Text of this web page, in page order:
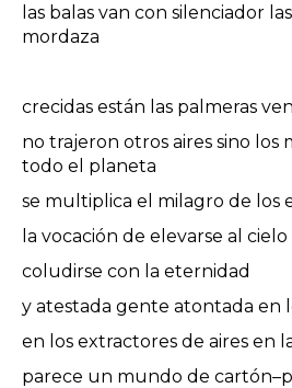
las balas van con silenciador
mordaza
crecidas están las palmeras
no trajeron otros aires sino los
todo el planeta
se multiplica el milagro de los
la vocación de elevarse al cielo
coludirse con la eternidad
y atestada gente atontada en
en los extractores de aires en
parece un mundo de